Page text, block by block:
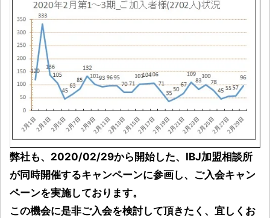
弊社も、2020/02/29から開始した、IBJ加盟相談所
が同時開催するキャンペーンに参画し、ご入会キャン
ペーンを実施しております。
この機会に是非ご入会を検討して頂きたく、宜しくお